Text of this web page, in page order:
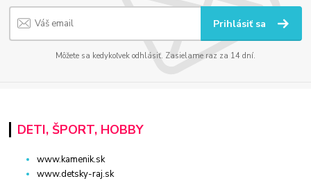
Prihlásiť sa
Môžete sa kedykoľvek odhlásiť. Zasielame raz za 14 dní.
DETI, ŠPORT, HOBBY
www.kamenik.sk
www.detsky-raj.sk